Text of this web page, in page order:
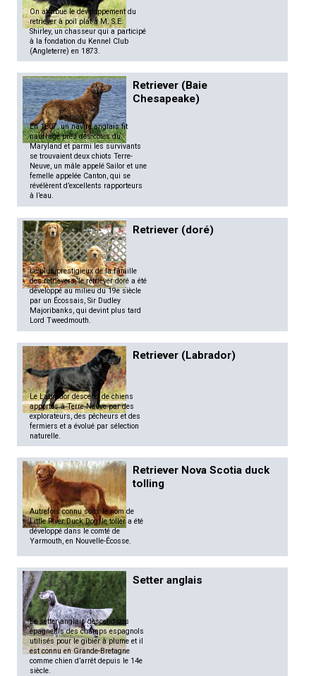
On attribue le développement du
retriever à poil plat à M. S.E.
Shirley, un chasseur qui a participé
à la fondation du Kennel Club
(Angleterre) en 1873.
Retriever (Baie
Chesapeake)
En 1807, un navire anglais fit
naufrage près des côtes du
Maryland et parmi les survivants
se trouvaient deux chiots Terre-
Neuve, un mâle appelé Sailor et une
femelle appelée Canton, qui se
révélèrent d’excellents rapporteurs
à l’eau.
Retriever (doré)
Le plus prestigieux de la famille
des retrievers, le retriever doré a été
développé au milieu du 19e siècle
par un Écossais, Sir Dudley
Majoribanks, qui devint plus tard
Lord Tweedmouth.
Retriever (Labrador)
Le Labrador descend de chiens
apportés à Terre-Neuve par des
explorateurs, des pêcheurs et des
fermiers et a évolué par sélection
naturelle.
Retriever Nova Scotia duck
tolling
Autrefois connu sous le nom de
Little River Duck Dog, le toller a été
développé dans le comté de
Yarmouth, en Nouvelle-Écosse.
Setter anglais
Le setter anglais descend des
épagneuls des champs espagnols
utilisés pour le gibier à plume et il
est connu en Grande-Bretagne
comme chien d’arrêt depuis le 14e
siècle.